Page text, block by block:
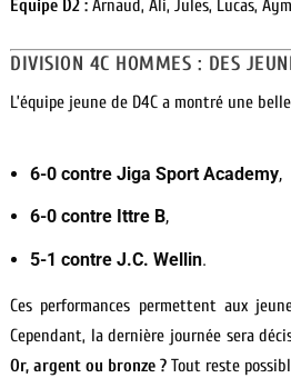
Équipe D2 : Arnaud, Ali, Jules, Lucas,
DIVISION 4C HOMMES : DES
L’équipe jeune de D4C a montré une
6-0 contre Jiga Sport Academy,
6-0 contre Ittre B,
5-1 contre J.C. Wellin.
Ces performances permettent aux
Cependant, la dernière journée sera
Or, argent ou bronze ? Tout reste